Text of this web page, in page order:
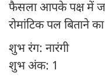
फैसला आपके पक्ष में
रोमांटिक पल बिताने
शुभ रंग: नारंगी
शुभ अंक: 1